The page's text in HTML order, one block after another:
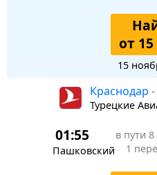
от
15
Краснодар
Турецкие
01:55
Пашковский
в пути 8
1